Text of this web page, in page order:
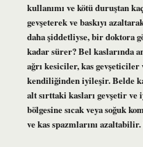
kullanımı ve kötü duruştan
gevşeterek ve baskıyı
daha şiddetliyse, bir doktora
kadar sürer? Bel kaslarında
ağrı kesiciler, kas
kendiliğinden iyileşir. Belde
alt sırttaki kasları gevşetir ve
bölgesine sıcak veya soğuk
ve kas spazmlarını